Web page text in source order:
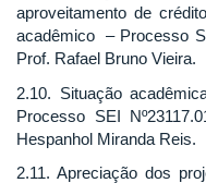
aproveitamento de
acadêmico – Processo
Prof. Rafael Bruno Vieira.
2.10. Situação
Processo SEI
Hespanhol Miranda Reis.
2.11. Apreciação dos